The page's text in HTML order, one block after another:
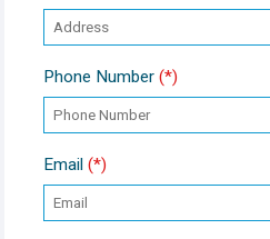
Phone Number (*)
Email (*)